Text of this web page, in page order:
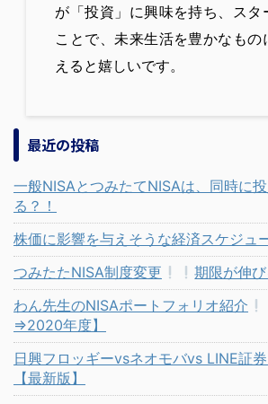
が「投資」に興味を持ち、スタ
ことで、未来生活を豊かなもの
えると嬉しいです。
最近の投稿
一般NISAとつみたてNISAは、同時に
る？！
株価に影響を与えそうな経済スケジュ
つみたたNISA制度変更
期限が伸
わん先生のNISAポートフォリオ紹介
⇒2020年度】
日興フロッギーvsネオモバvs LINE証
【最新版】